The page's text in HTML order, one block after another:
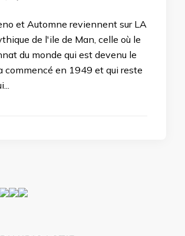
et Automne reviennent sur LA
de l'ile de Man, celle où le
du monde qui est devenu le
commencé en 1949 et qui reste